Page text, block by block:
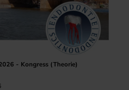
- Kongress (Theorie)